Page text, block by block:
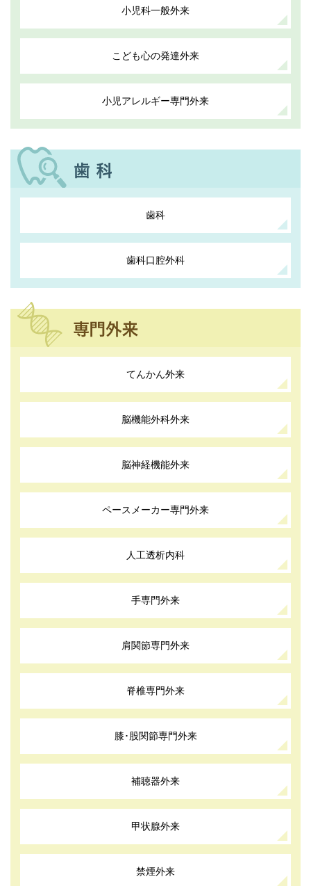
小児科一般外来
こども心の発達外来
小児アレルギー専門外来
歯科
歯科口腔外科
てんかん外来
脳機能外科外来
脳神経機能外来
ペースメーカー専門外来
人工透析内科
手専門外来
肩関節専門外来
脊椎専門外来
膝･股関節専門外来
補聴器外来
甲状腺外来
禁煙外来